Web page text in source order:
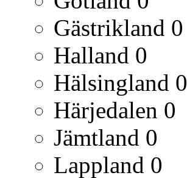
Gästrikland 0
Halland 0
Hälsingland 0
Härjedalen 0
Jämtland 0
Lappland 0